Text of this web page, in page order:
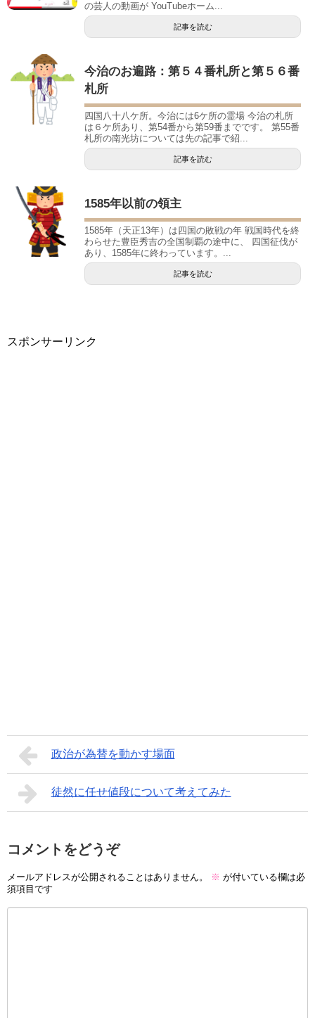
の芸人の動画が YouTubeホーム...
記事を読む
今治のお遍路：第５４番札所と第５６番
札所
四国八十八ケ所。今治には6ケ所の霊場 今治の札所
は６ケ所あり、第54番から第59番までです。 第55番
札所の南光坊については先の記事で紹...
記事を読む
1585年以前の領主
1585年（天正13年）は四国の敗戦の年 戦国時代を終
わらせた豊臣秀吉の全国制覇の途中に、 四国征伐が
あり、1585年に終わっています。...
記事を読む
スポンサーリンク
政治が為替を動かす場面
徒然に任せ値段について考えてみた
コメントをどうぞ
メールアドレスが公開されることはありません。 ※ が付いている欄は必
須項目です